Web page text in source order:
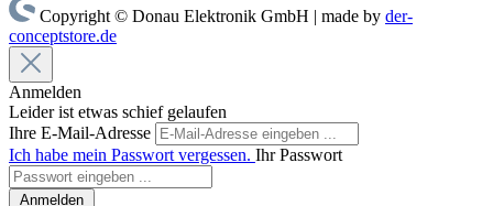
Copyright © Donau Elektronik GmbH | made by der-
conceptstore.de
Anmelden
Leider ist etwas schief gelaufen
Ihre E-Mail-Adresse
Ich habe mein Passwort vergessen. Ihr Passwort
Anmelden